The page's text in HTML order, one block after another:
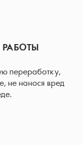
переработку,
не нанося вред